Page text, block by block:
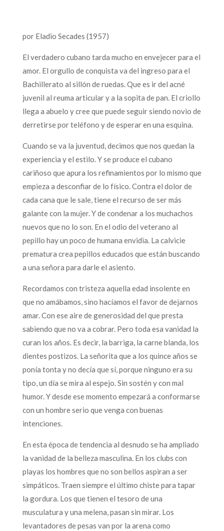
por Eladio Secades (1957)
El verdadero cubano tarda mucho en envejecer para el
amor. El orgullo de conquista va del ingreso para el
Bachillerato al sillón de ruedas. Que es ir del acné
juvenil al reuma articular y a la sopita de pan. El criollo
llega a abuelo y cree que puede seguir siendo novio de
derretirse por teléfono y de esperar en una esquina.
Cuando se va la juventud, decimos que nos quedan la
experiencia y el estilo. Y se produce el cubano
cariñoso que apura los refinamientos por lo mismo que
empieza a desconfiar de lo físico. Contra el dolor de
cada cana que le sale, tiene el recurso de ser más
galante con la mujer. Y de condenar a los muchachos
nuevos que no lo son. En el odio del veterano al
pepillo hay un poco de humana envidia. La calvicie
prematura crea pepillos educados que están buscando
a una señora para darle el asiento.
Recordamos con tristeza aquella edad insolente en
que no amábamos, sino hacíamos el favor de dejarnos
amar. Con ese aire de generosidad del que presta
sabiendo que no va a cobrar. Pero toda esa vanidad la
curan los años. Es decir, la barriga, la carne blanda, los
dientes postizos. La señorita que a los quince años se
ponía tonta y no decía que sí, porque ninguno era su
tipo, un día se mira al espejo. Sin sostén y con mal
humor. Y desde ese momento empezará a conformarse
con un hombre serio que venga con buenas
intenciones.
En esta época de tendencia al desnudo se ha ampliado
la vanidad de la belleza masculina. En los clubs con
playas los hombres que no son bellos aspiran a ser
simpáticos. Traen siempre el último chiste para tapar
la gordura. Los que tienen el tesoro de una
musculatura y una melena, pasan sin mirar. Los
levantadores de pesas van por la arena como